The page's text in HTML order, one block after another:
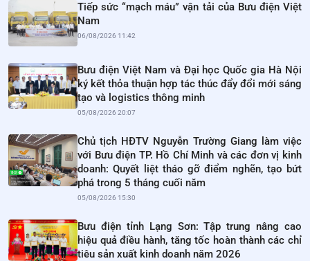
Tiếp sức “mạch máu” vận tải của Bưu điện Việt
Nam
06/08/2026 11:42
Bưu điện Việt Nam và Đại học Quốc gia Hà Nội
ký kết thỏa thuận hợp tác thúc đẩy đổi mới sáng
tạo và logistics thông minh
05/08/2026 20:07
Chủ tịch HĐTV Nguyễn Trường Giang làm việc
với Bưu điện TP. Hồ Chí Minh và các đơn vị kinh
doanh: Quyết liệt tháo gỡ điểm nghẽn, tạo bứt
phá trong 5 tháng cuối năm
05/08/2026 15:30
Bưu điện tỉnh Lạng Sơn: Tập trung nâng cao
hiệu quả điều hành, tăng tốc hoàn thành các chỉ
tiêu sản xuất kinh doanh năm 2026